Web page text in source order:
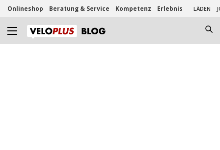
Onlineshop Beratung & Service Kompetenz Erlebnis LÄDEN